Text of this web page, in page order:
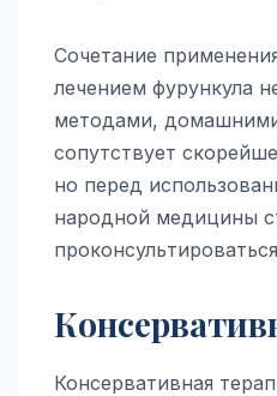
Сочетание
лечением фурункула
методами,
сопутствует
но перед
народной медицины
Консервативная